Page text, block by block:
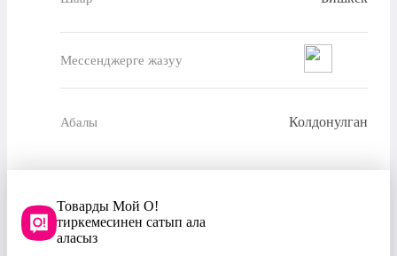
Мессенджерге жазуу
Абалы Колдонулган
Товарды Мой О!
тиркемесинен сатып ала
аласыз